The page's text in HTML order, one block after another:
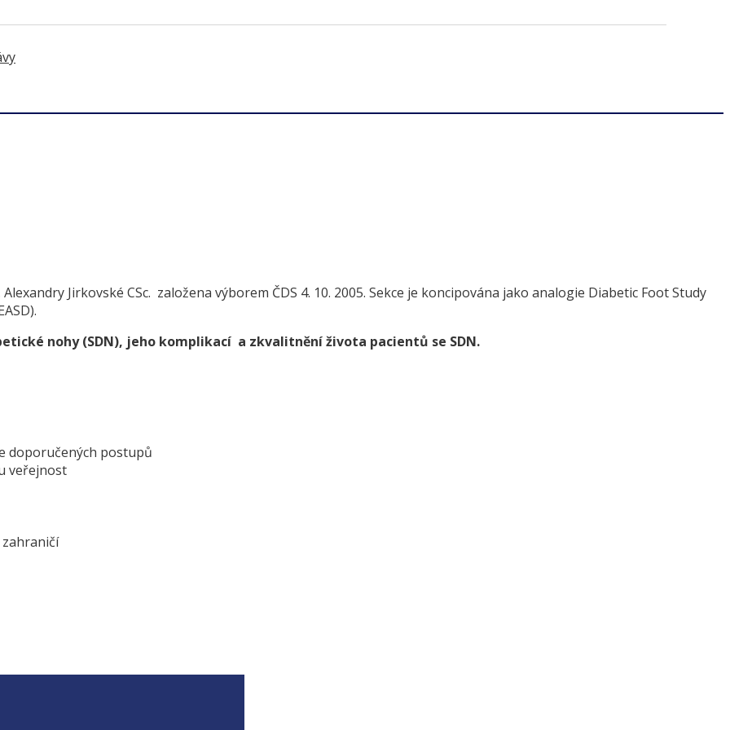
Jirkovské CSc. založena výborem ČDS 4. 10. 2005. Sekce je koncipována jako analogie Diabetic Foot Study
nohy (SDN), jeho komplikací a zkvalitnění života pacientů se SDN.
doporučených postupů
veřejnost